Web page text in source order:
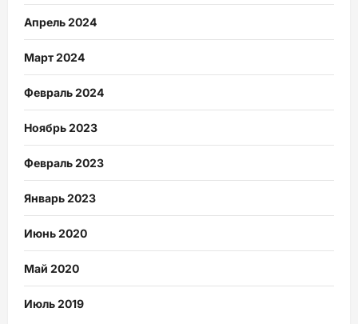
Апрель 2024
Март 2024
Февраль 2024
Ноябрь 2023
Февраль 2023
Январь 2023
Июнь 2020
Май 2020
Июль 2019